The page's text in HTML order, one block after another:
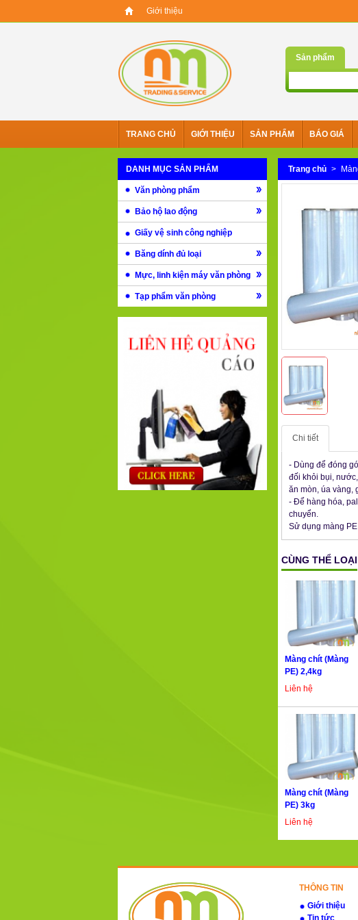
Giới thiệu
Sản phẩm
TRANG CHỦ GIỚI THIỆU SẢN PHẨM BÁO GIÁ
DANH MỤC SẢN PHẨM
Văn phòng phẩm
Bảo hộ lao động
Giấy vệ sinh công nghiệp
Băng dính đủ loại
Mực, linh kiện máy văn phòng
Tạp phẩm văn phòng
Trang chủ >
Chi tiết
- Dùng để đóng
đối khỏi bụi,
ăn mòn, úa vàng,
- Để hàng hóa,
chuyển.
Sử dụng màng
CÙNG THỂ LOẠI
Màng chít (Màng
PE) 2,4kg
Liên hệ
Màng chít (Màng
PE) 3kg
Liên hệ
THÔNG TIN
Giới thiệu
Tin tức